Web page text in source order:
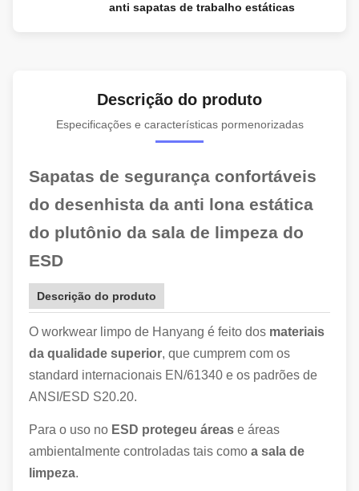
anti sapatas de trabalho estáticas
Descrição do produto
Especificações e características pormenorizadas
Sapatas de segurança confortáveis
do desenhista da anti lona estática
do plutônio da sala de limpeza do
ESD
Descrição do produto
O workwear limpo de Hanyang é feito dos materiais
da qualidade superior, que cumprem com os
standard internacionais EN/61340 e os padrões de
ANSI/ESD S20.20.
Para o uso no ESD protegeu áreas e áreas
ambientalmente controladas tais como a sala de
limpeza.